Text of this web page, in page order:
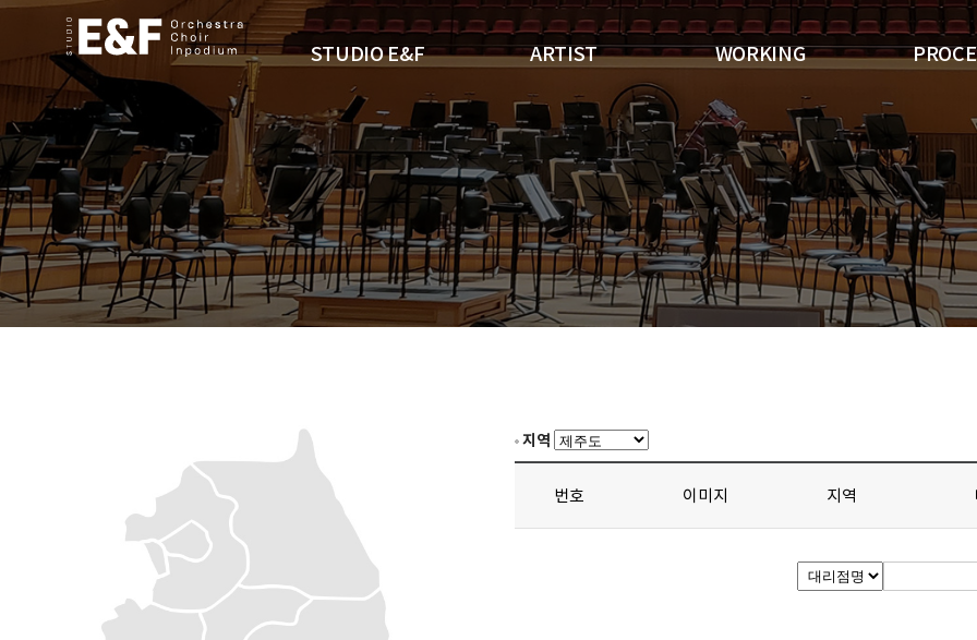
STUDIO E&F ARTIST WORKING
지역
번호 이미지 지역